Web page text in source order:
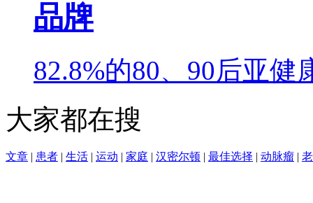
品牌
82.8%的80、90后亚
大家都在搜
文章 | 患者 | 生活 | 运动 | 家庭 | 汉密尔顿 | 最佳选择 | 动脉瘤 |